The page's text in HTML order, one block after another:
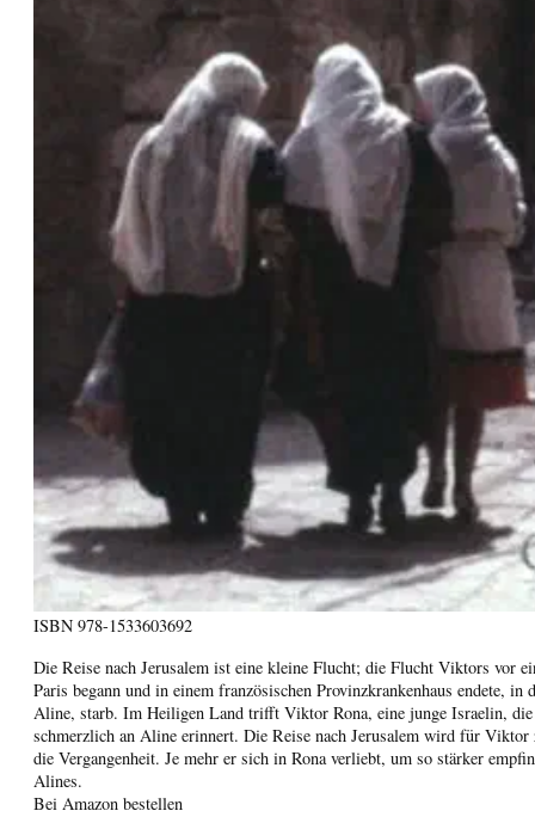
ISBN 978-1533603692
Die Reise nach Jerusalem ist eine kleine Flucht; die Flucht Viktors vor
Paris begann und in einem französischen Provinzkrankenhaus endete, in
Aline, starb. Im Heiligen Land trifft Viktor Rona, eine junge Israelin,
schmerzlich an Aline erinnert. Die Reise nach Jerusalem wird für Viktor
die Vergangenheit. Je mehr er sich in Rona verliebt, um so stärker
Alines.
Bei Amazon bestellen